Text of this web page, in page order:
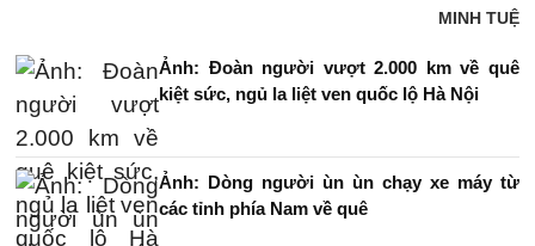
MINH TUỆ
Ảnh: Đoàn người vượt 2.000 km về quê
kiệt sức, ngủ la liệt ven quốc lộ Hà Nội
Ảnh: Dòng người ùn ùn chạy xe máy từ
các tỉnh phía Nam về quê